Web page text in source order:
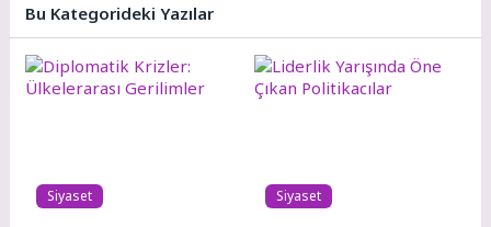
Bu Kategorideki Yazılar
Siyaset Siyaset